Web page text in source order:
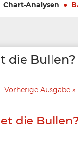
Chart-Analysen
die Bullen?
Vorherige Ausgabe
die Bullen?